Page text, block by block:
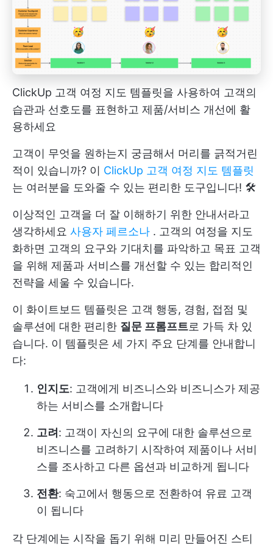
ClickUp 고객 여정 지도 템플릿을 사용하여 고객의
습관과 선호도를 표현하고 제품/서비스 개선에 활
용하세요
고객이 무엇을 원하는지 궁금해서 머리를 긁적거린
적이 있습니까? 이 ClickUp 고객 여정 지도 템플릿
는 여러분을 도와줄 수 있는 편리한 도구입니다! 🛠️
이상적인 고객을 더 잘 이해하기 위한 안내서라고
생각하세요 사용자 페르소나 . 고객의 여정을 지도
화하면 고객의 요구와 기대치를 파악하고 목표 고객
을 위해 제품과 서비스를 개선할 수 있는 합리적인
전략을 세울 수 있습니다.
이 화이트보드 템플릿은 고객 행동, 경험, 접점 및
솔루션에 대한 편리한 질문 프롬프트로 가득 차 있
습니다. 이 템플릿은 세 가지 주요 단계를 안내합니
다:
인지도: 고객에게 비즈니스와 비즈니스가 제공
하는 서비스를 소개합니다
고려 : 고객이 자신의 요구에 대한 솔루션으로
비즈니스를 고려하기 시작하여 제품이나 서비
스를 조사하고 다른 옵션과 비교하게 됩니다
전환: 숙고에서 행동으로 전환하여 유료 고객
이 됩니다
각 단계에는 시작을 돕기 위해 미리 만들어진 스티